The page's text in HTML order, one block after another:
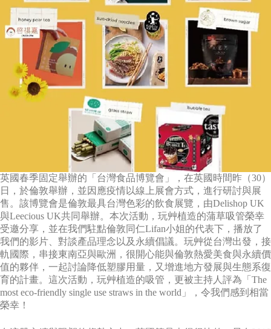
英國春季固定舉辦的「台灣食品博覽會」，在英國時間昨（30）
日，於倫敦舉辦，並因應疫情以線上展會方式，進行研討與展
售。該博覽會是倫敦最具台灣色彩的飲食展覽，由Delishop UK
與Leecious UK共同舉辦。本次活動，玩艸植造的蒲草吸管榮幸
受邀分享，並在我們駐點倫敦同仁Lifan小姐的代表下，播放了
我們的影片、對談產品理念以及永續倡議。玩艸從台灣出發，接
軌國際，串接東南亞與歐洲，很開心能與倫敦熱愛美食與永續價
值的夥伴，一起討論降低塑膠用量，又增進地方發展與生態系復
育的計畫。這次活動，玩艸植造的吸管，更被主持人評為「The
most eco-friendly single use straws in the world」，令我們感到相當
榮幸！